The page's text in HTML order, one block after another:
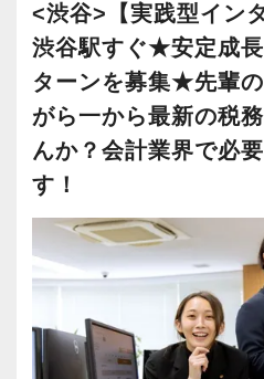
<渋谷>【実践型イン
渋谷駅すぐ★安定成
ターンを募集★先輩
がら一から最新の税
んか？会計業界で必
す！